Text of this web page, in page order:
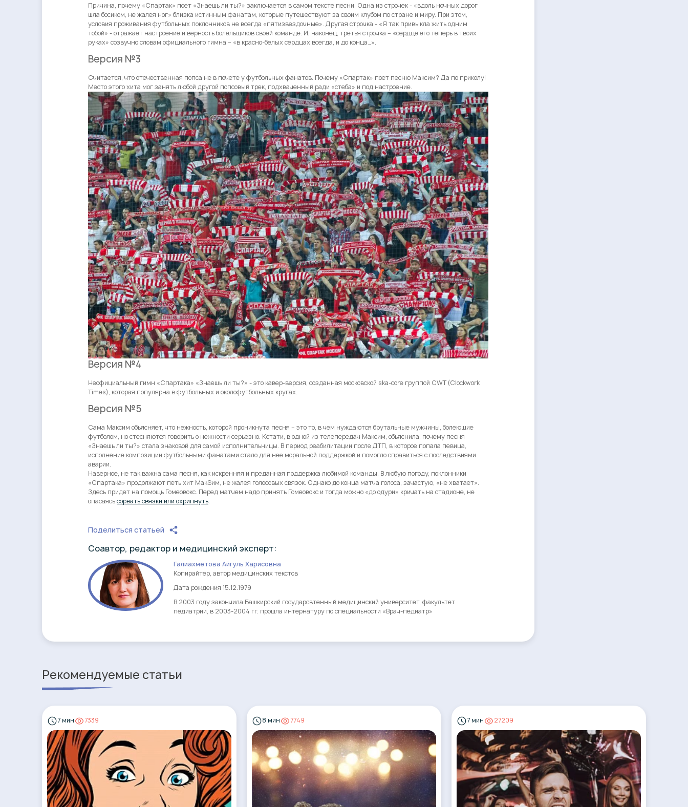
Причина, почему «Спартак» поет «Знаешь ли ты?» заключается в самом тексте песни. Одна из строчек - «вдоль ночных дорог
шла босиком, не жалея ног» близка истинным фанатам, которые путешествуют за своим клубом по стране и миру. При этом,
условия проживания футбольных поклонников не всегда «пятизвездочные». Другая строчка - «Я так привыкла жить одним
тобой» - отражает настроение и верность болельщиков своей команде. И, наконец, третья строчка – «сердце его теперь в твоих
руках» созвучно словам официального гимна – «в красно-белых сердцах всегда, и до конца…».
Версия №3
Считается, что отечественная попса не в почете у футбольных фанатов. Почему «Спартак» поет песню Максим? Да по приколу!
Место этого хита мог занять любой другой попсовый трек, подхваченный ради «стеба» и под настроение.
Версия №4
Неофициальный гимн «Спартака» «Знаешь ли ты?» - это кавер-версия, созданная московской ska-core группой CWT (Clockwork
Times), которая популярна в футбольных и околофутбольных кругах.
Версия №5
Сама Максим объясняет, что нежность, которой проникнута песня – это то, в чем нуждаются брутальные мужчины, болеющие
футболом, но стесняются говорить о нежности серьезно. Кстати, в одной из телепередач Максим, объяснила, почему песня
«Знаешь ли ты?» стала знаковой для самой исполнительницы. В период реабилитации после ДТП, в которое попала певица,
исполнение композиции футбольными фанатами стало для нее моральной поддержкой и помогло справиться с последствиями
аварии.
Наверное, не так важна сама песня, как искренняя и преданная поддержка любимой команды. В любую погоду, поклонники
«Спартака» продолжают петь хит МакSим, не жалея голосовых связок. Однако до конца матча голоса, зачастую, «не хватает».
Здесь придет на помощь Гомеовокс. Перед матчем надо принять Гомеовокс и тогда можно «до одури» кричать на стадионе, не
опасаясьсорвать связки или охрипнуть.
Поделиться статьей
Cоавтор, редактор и медицинский эксперт:
Галиахметова Айгуль Харисовна
Копирайтер, автор медицинских текстов
Дата рождения 15.12.1979
В 2003 году закончила Башкирский государсвтенный медицинский университет, факультет
педиатрии, в 2003-2004 гг. прошла интернатуру по специальности «Врач-педиатр»
Рекомендуемые статьи
7 мин 7339 8 мин 7749 7 мин 27209